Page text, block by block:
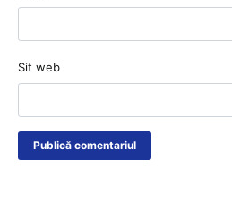
Sit web